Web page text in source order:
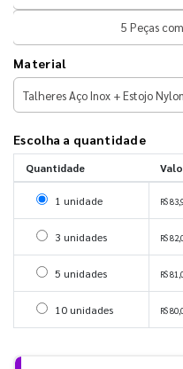
5 Peças
Material
Escolha a quantidade
Quantidade
Selecionar 1 unidade
1 unidade R$
Selecionar 3 unidades
3 unidades R$
Selecionar 5 unidades
5 unidades R$
Selecionar 10 unidades
10 unidades R$